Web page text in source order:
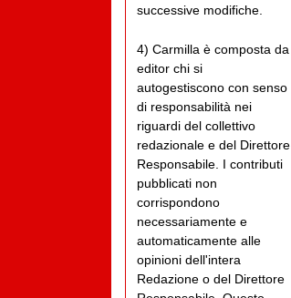
successive modifiche.
4) Carmilla è composta da
editor chi si
autogestiscono con senso
di responsabilità nei
riguardi del collettivo
redazionale e del Direttore
Responsabile. I contributi
pubblicati non
corrispondono
necessariamente e
automaticamente alle
opinioni dell'intera
Redazione o del Direttore